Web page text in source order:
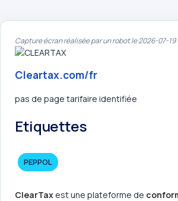
Capture écran réalisée par un robot le 2026-07-19
Cleartax.com/fr
pas de page tarifaire identifiée
Etiquettes
PEPPOL
ClearTax est une plateforme de